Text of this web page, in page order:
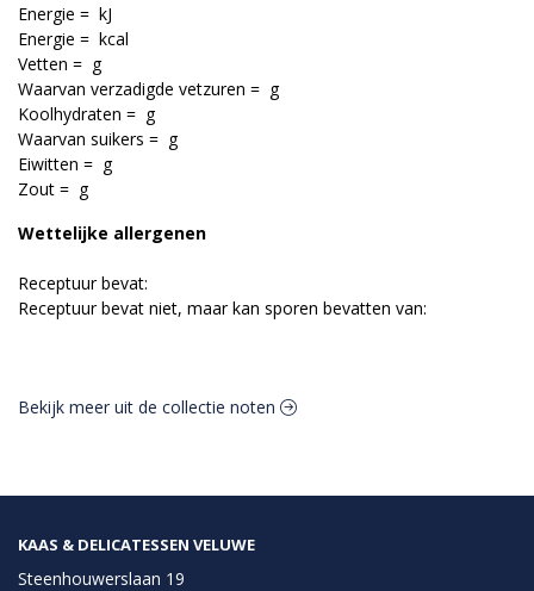
Energie = kJ
Energie = kcal
Vetten = g
Waarvan verzadigde vetzuren = g
Koolhydraten = g
Waarvan suikers = g
Eiwitten = g
Zout = g
Wettelijke allergenen
Receptuur bevat:
Receptuur bevat niet, maar kan sporen bevatten van:
Bekijk meer uit de collectie noten
KAAS & DELICATESSEN VELUWE
Steenhouwerslaan 19